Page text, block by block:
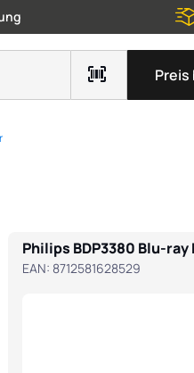
Philips BDP3380 Blu-
EAN: 8712581628529